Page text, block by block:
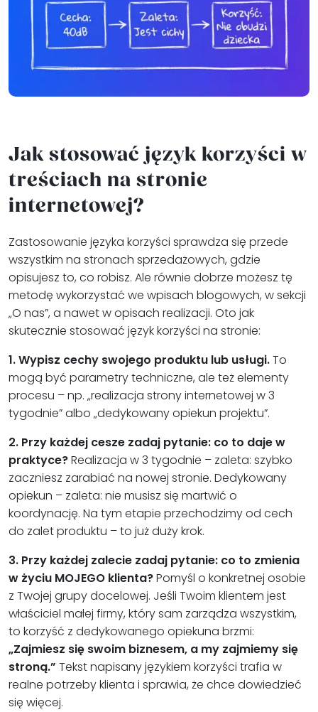
Jak stosować język korzyści w
treściach na stronie
internetowej?
Zastosowanie języka korzyści sprawdza się przede
wszystkim na stronach sprzedażowych, gdzie
opisujesz to, co robisz. Ale równie dobrze możesz tę
metodę wykorzystać we wpisach blogowych, w sekcji
„O nas”, a nawet w opisach realizacji. Oto jak
skutecznie stosować język korzyści na stronie:
1. Wypisz cechy swojego produktu lub usługi.To
mogą być parametry techniczne, ale też elementy
procesu – np. „realizacja strony internetowej w 3
tygodnie” albo „dedykowany opiekun projektu”.
2. Przy każdej cesze zadaj pytanie: co to daje w
praktyce?Realizacja w 3 tygodnie – zaleta: szybko
zaczniesz zarabiać na nowej stronie. Dedykowany
opiekun – zaleta: nie musisz się martwić o
koordynację. Na tym etapie przechodzimy od cech
do zalet produktu – to już duży krok.
3. Przy każdej zalecie zadaj pytanie: co to zmienia
w życiu MOJEGO klienta?Pomyśl o konkretnej osobie
z Twojej grupy docelowej. Jeśli Twoim klientem jest
właściciel małej firmy, który sam zarządza wszystkim,
to korzyść z dedykowanego opiekuna brzmi:
„Zajmiesz się swoim biznesem, a my zajmiemy się
stroną.” Tekst napisany językiem korzyści trafia w
realne potrzeby klienta i sprawia, że chce dowiedzieć
się więcej.